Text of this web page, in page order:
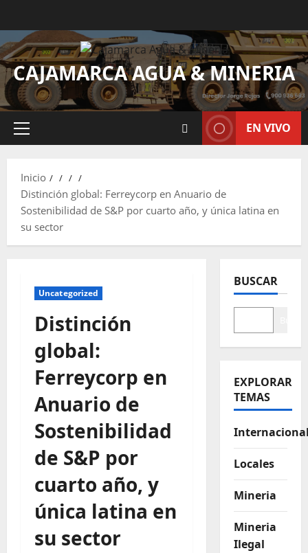
CAJAMARCA AGUA & MINERIA
EN VIVO
Inicio
Distinción global: Ferreycorp en Anuario de
Sostenibilidad de S&P por cuarto año, y única latina en
su sector
Uncategorized
Distinción
global:
Ferreycorp en
Anuario de
Sostenibilidad
de S&P por
cuarto año, y
única latina en
su sector
BUSCAR
EXPLORAR
TEMAS
Locales
Mineria
Mineria
Ilegal